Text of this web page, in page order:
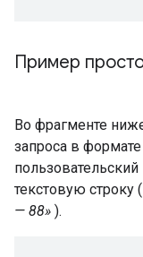
Пример
Во фрагменте
запроса в
текстовую строку
— 88» ).